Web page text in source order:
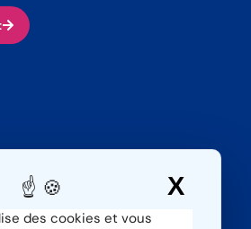
des cookies et vous
X